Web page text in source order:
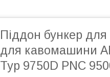
Піддон бункер для
для кавомашини
Typ 9750D PNC